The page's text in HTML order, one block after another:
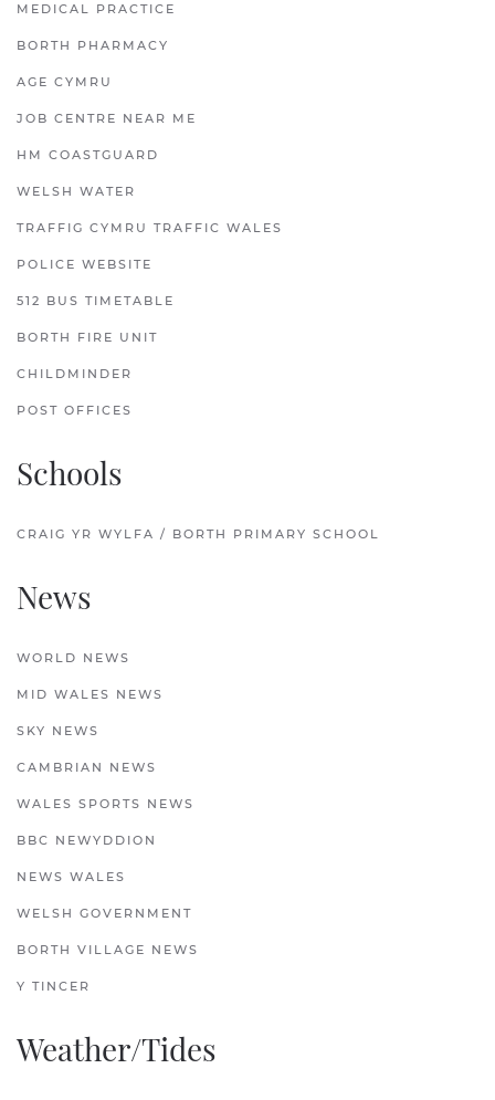
MEDICAL PRACTICE
BORTH PHARMACY
AGE CYMRU
JOB CENTRE NEAR ME
HM COASTGUARD
WELSH WATER
TRAFFIG CYMRU TRAFFIC WALES
POLICE WEBSITE
512 BUS TIMETABLE
BORTH FIRE UNIT
CHILDMINDER
POST OFFICES
Schools
CRAIG YR WYLFA / BORTH PRIMARY SCHOOL
News
WORLD NEWS
MID WALES NEWS
SKY NEWS
CAMBRIAN NEWS
WALES SPORTS NEWS
BBC NEWYDDION
NEWS WALES
WELSH GOVERNMENT
BORTH VILLAGE NEWS
Y TINCER
Weather/Tides